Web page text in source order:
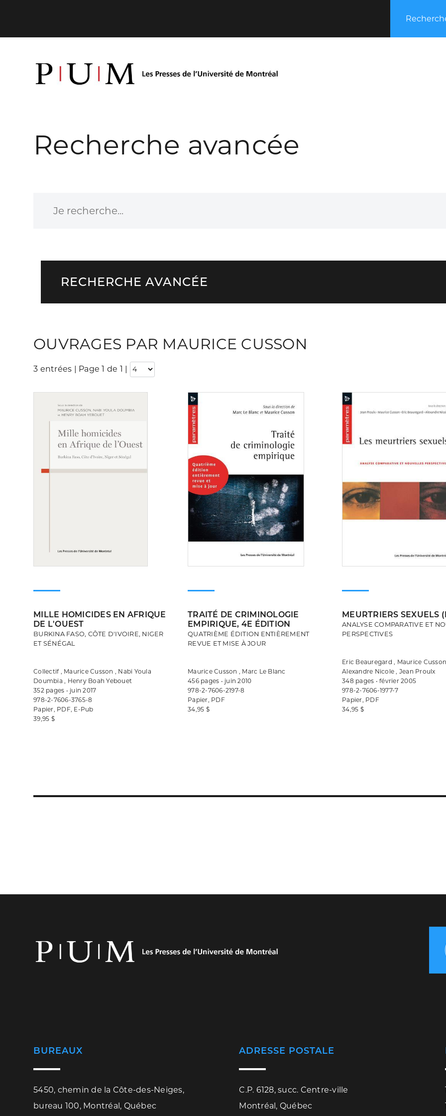
Recherche avancée
RECHERCHE AVANCÉE
OUVRAGES PAR MAURICE CUSSON
3 entrées | Page 1 de 1 |
MILLE HOMICIDES EN AFRIQUE
DE L'OUEST
BURKINA FASO, CÔTE D'IVOIRE, NIGER
ET SÉNÉGAL
Collectif , Maurice Cusson , Nabi Youla
Doumbia , Henry Boah Yebouet
352 pages • juin 2017
978-2-7606-3765-8
Papier, PDF, E-Pub
39,95 $
Consulter
TRAITÉ DE CRIMINOLOGIE
EMPIRIQUE, 4E ÉDITION
QUATRIÈME ÉDITION ENTIÈREMENT
REVUE ET MISE À JOUR
Maurice Cusson , Marc Le Blanc
456 pages • juin 2010
978-2-7606-2197-8
Papier, PDF
34,95 $
MEURTRIERS SEXUELS
ANALYSE COMPARATIVE ET
PERSPECTIVES
Eric Beauregard , Maurice
Alexandre Nicole , Jean Proulx
348 pages • février 2005
978-2-7606-1977-7
Papier, PDF
34,95 $
BUREAUX
5450, chemin de la Côte-des-Neiges,
bureau 100, Montréal, Québec
ADRESSE POSTALE
C.P. 6128, succ. Centre-ville
Montréal, Québec